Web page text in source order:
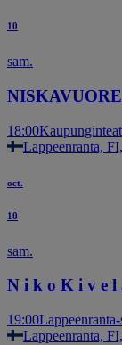
10
sam.
18:00
Lappeenranta,
oct.
10
sam.
N i k o K i v e l
19:00
Lappeenranta,